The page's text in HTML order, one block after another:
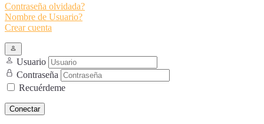
Contraseña olvidada?
Nombre de Usuario?
Crear cuenta
Usuario
Contraseña
Recuérdeme
Conectar